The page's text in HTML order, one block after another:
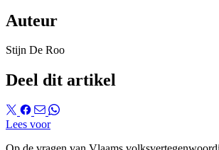
Auteur
Stijn De Roo
Deel dit artikel
Lees voor